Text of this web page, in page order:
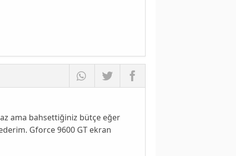
ama bahsettiğiniz bütçe eğer
Gforce 9600 GT ekran